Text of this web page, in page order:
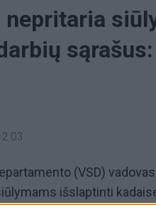
nepritaria
(VSD)
išslaptinti
sąrašus. Jo teigimu,